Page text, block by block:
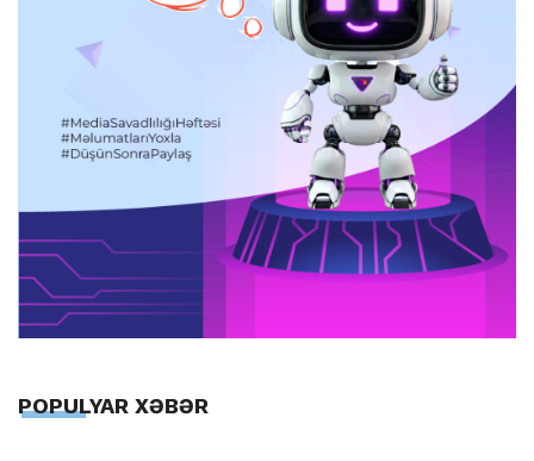
POPULYAR XƏBƏR